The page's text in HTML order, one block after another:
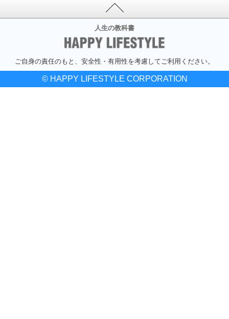
人生の教科書
ご自身の責任のもと、安全性・有用性を考慮してご利用ください。
© HAPPY LIFESTYLE CORPORATION